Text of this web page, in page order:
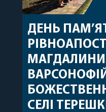
ДЕНЬ
СЕЛІ